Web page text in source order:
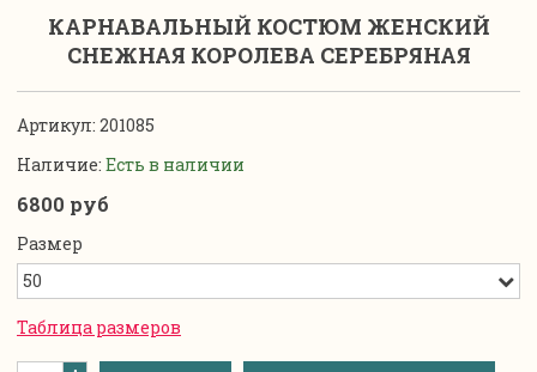
КАРНАВАЛЬНЫЙ КОСТЮМ ЖЕНСКИЙ
СНЕЖНАЯ КОРОЛЕВА СЕРЕБРЯНАЯ
Артикул: 201085
Наличие: Есть в наличии
6800 руб
Размер
Таблица размеров